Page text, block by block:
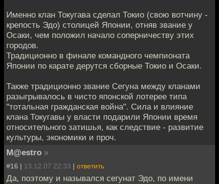
Именно клан Токугава сделал Токио (свою вотчину -
крепость Эдо) столицей Японии, отняв звание у
Осаки, чем положил начало соперничеству этих
городов.
Традиционно в финале командного чемпионата
Японии по карате дерутся сборные Токио и Осаки.
Также традиционно звание Сегуна между кланами
разыгрывалось в чисто японской лотерее типа
"тотальная гражданская война". Сила и влияние
клана Токугавы у власти подарили Японии время
относительного затишья, как следствие - развитие
культуры, экономики и проч.
M@estro »
#16 | 13.12.07 22:33 | ответить
Да, поэтому и назывался сегунат Эдо, по имени